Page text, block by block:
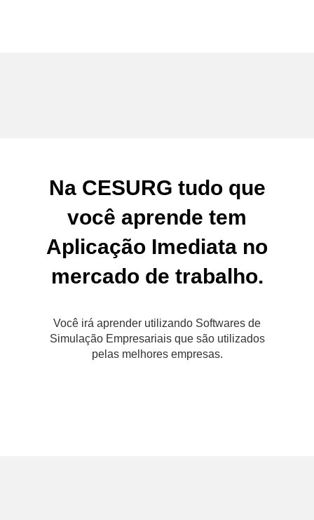
Na CESURG tudo que
você aprende tem
Aplicação Imediata no
mercado de trabalho.
Você irá aprender utilizando Softwares de
Simulação Empresariais que são utilizados
pelas melhores empresas.